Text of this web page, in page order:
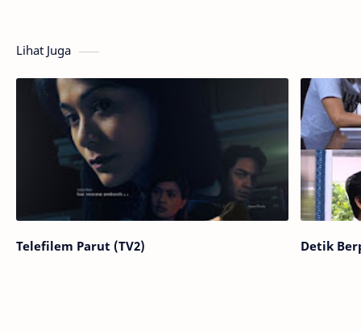
Lihat Juga
Telefilem Parut (TV2) Detik